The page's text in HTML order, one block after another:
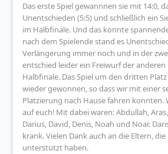
Das erste Spiel gewannnen sie mit 14:0,
Unentschieden (5:5) und schließlich ein
im Halbfinale. Und das konnte
nach dem Spielende stand es
Verlängerung immer noch und in der
entschied leider ein Freiwurf der
Halbfinale. Das Spiel um den dritten
wieder gewonnen, so dass wir mit einer
Platzierung nach Hause fahren konnten.
auf euch! Mit dabei waren: Abdullah,
Darius, David, Denis, Noah und Noar.
krank. Vielen Dank auch an die Eltern,
unterstützt haben.